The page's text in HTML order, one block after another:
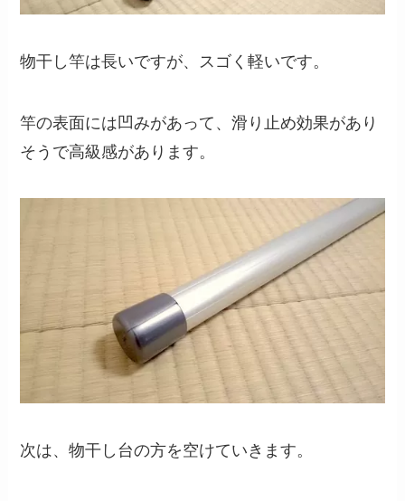
物干し竿は長いですが、スゴく軽いです。
竿の表面には凹みがあって、滑り止め効果があり
そうで高級感があります。
次は、物干し台の方を空けていきます。